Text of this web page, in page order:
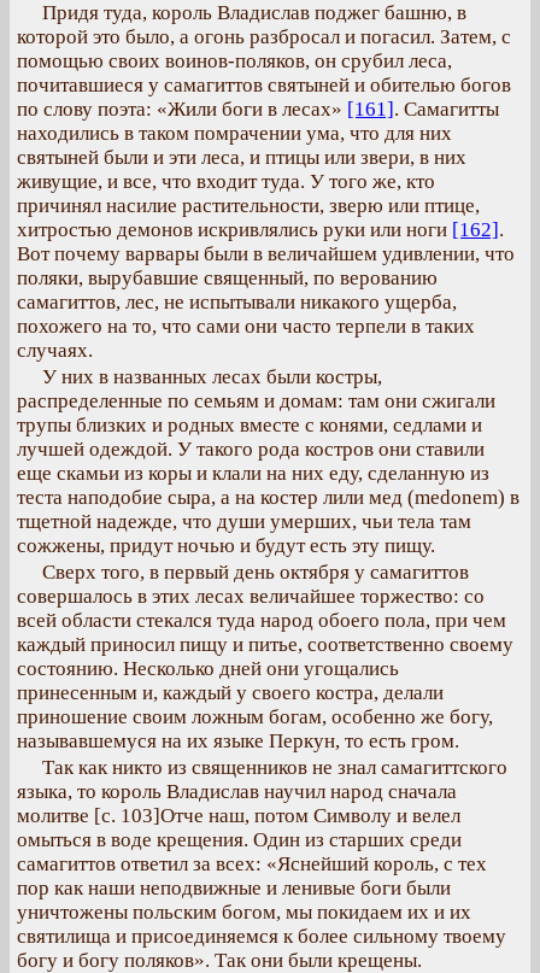
Придя туда, король Владислав поджег башню, в
которой это было, а огонь разбросал и погасил. Затем, с
помощью своих воинов-поляков, он срубил леса,
почитавшиеся у самагиттов святыней и обителью богов
по слову поэта: «Жили боги в лесах» [161]. Самагитты
находились в таком помрачении ума, что для них
святыней были и эти леса, и птицы или звери, в них
живущие, и все, что входит туда. У того же, кто
причинял насилие растительности, зверю или птице,
хитростью демонов искривлялись руки или ноги [162].
Вот почему варвары были в величайшем удивлении, что
поляки, вырубавшие священный, по верованию
самагиттов, лес, не испытывали никакого ущерба,
похожего на то, что сами они часто терпели в таких
случаях.
У них в названных лесах были костры,
распределенные по семьям и домам: там они сжигали
трупы близких и родных вместе с конями, седлами и
лучшей одеждой. У такого рода костров они ставили
еще скамьи из коры и клали на них еду, сделанную из
теста наподобие сыра, а на костер лили мед (medonem) в
тщетной надежде, что души умерших, чьи тела там
сожжены, придут ночью и будут есть эту пищу.
Сверх того, в первый день октября у самагиттов
совершалось в этих лесах величайшее торжество: со
всей области стекался туда народ обоего пола, при чем
каждый приносил пищу и питье, соответственно своему
состоянию. Несколько дней они угощались
принесенным и, каждый у своего костра, делали
приношение своим ложным богам, особенно же богу,
называвшемуся на их языке Перкун, то есть гром.
Так как никто из священников не знал самагиттского
языка, то король Владислав научил народ сначала
молитве [с. 103]Отче наш, потом Символу и велел
омыться в воде крещения. Один из старших среди
самагиттов ответил за всех: «Яснейший король, с тех
пор как наши неподвижные и ленивые боги были
уничтожены польским богом, мы покидаем их и их
святилища и присоединяемся к более сильному твоему
богу и богу поляков». Так они были крещены.